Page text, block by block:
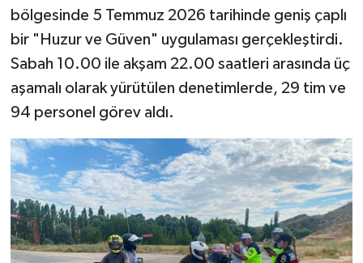
bölgesinde 5 Temmuz 2026 tarihinde geniş çaplı
bir "Huzur ve Güven" uygulaması gerçekleştirdi.
Sabah 10.00 ile akşam 22.00 saatleri arasında üç
aşamalı olarak yürütülen denetimlerde, 29 tim ve
94 personel görev aldı.